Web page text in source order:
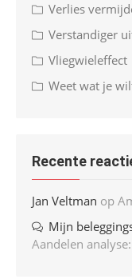
Verlies
Verstandiger
Vliegwieleffect
Weet wat je
Recente
Jan Veltman op
Mijn
Aandelen